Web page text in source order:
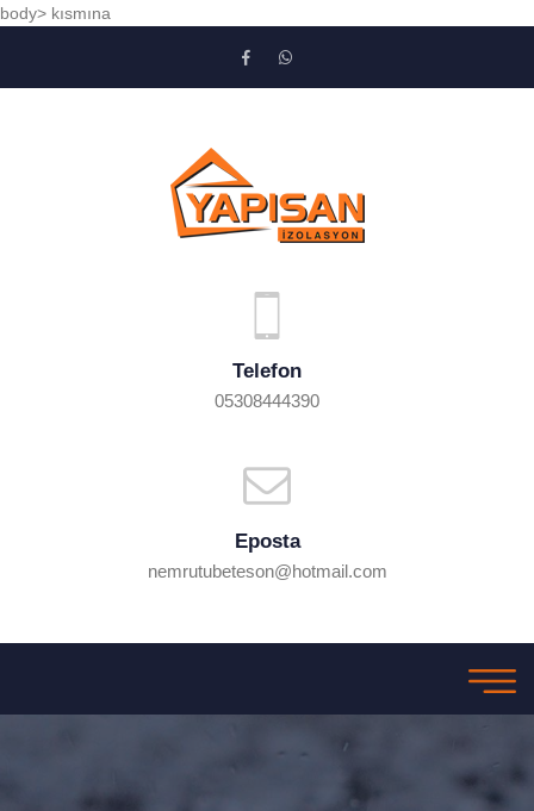
body> kısmına
Telefon
05308444390
Eposta
nemrutubeteson@hotmail.com